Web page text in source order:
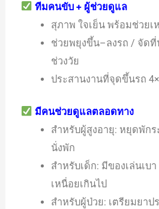
ทีมคนขับ + ผู้ช่วยดูแล
สุภาพ ใจเย็น พร้อมช่วยเ
ช่วยพยุงขึ้น–ลงรถ / จัดที่
ช่วงวัย
ประสานงานที่จุดขึ้นรถ
มีคนช่วยดูแลตลอดทาง
สำหรับผู้สูงอายุ: หยุดพัก
นั่งพัก
สำหรับเด็ก: มีของเล่นเบ
เหนื่อยเกินไป
สำหรับผู้ป่วย: เตรียมยา